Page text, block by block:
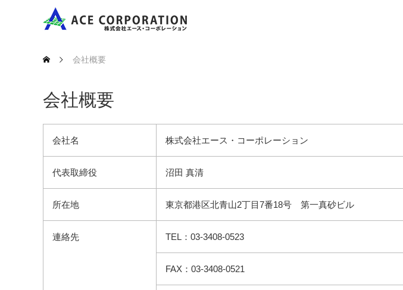
会社概要
会社概要
会社名 株式会社エース・コーポレーション
代表取締役 沼田 真清
所在地 東京都港区北青山2丁目7番18号 第一真砂ビル
連絡先 TEL：03-3408-0523
FAX：03-3408-0521